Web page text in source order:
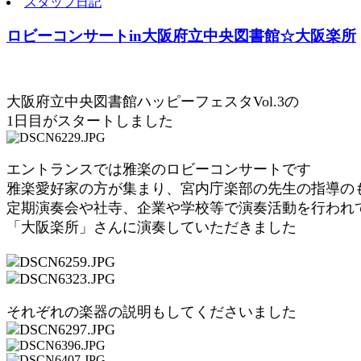
ロビーコンサートin大阪府立中央図書館☆大阪楽所
大阪府立中央図書館ハッピーフェスタVol.3の
1日目がスタートしました
エントランスでは雅楽のロビーコンサートです
雅楽愛好家の方が集まり、宮内庁楽部の先生の指導の
定期演奏会や社寺、企業や学校等で演奏活動を行われ
「大阪楽所」さんに演奏していただきました
それぞれの楽器の説明もしてくださいました